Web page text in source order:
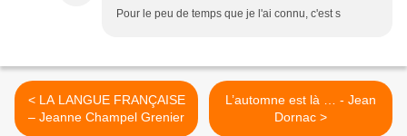
Pour le peu de temps que je l'ai connu, c'est s
< LA LANGUE FRANÇAISE
– Jeanne Champel Grenier
L’automne est là … - Jean
Dornac >